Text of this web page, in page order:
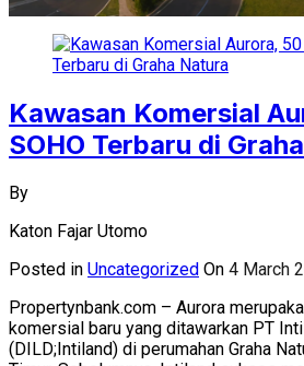
Kawasan Komersial
SOHO Terbaru di
By
Katon Fajar Utomo
Posted in Uncategorized On 4 March
Propertynbank.com – Aurora
komersial baru yang ditawarkan PT
(DILD;Intiland) di perumahan Graha